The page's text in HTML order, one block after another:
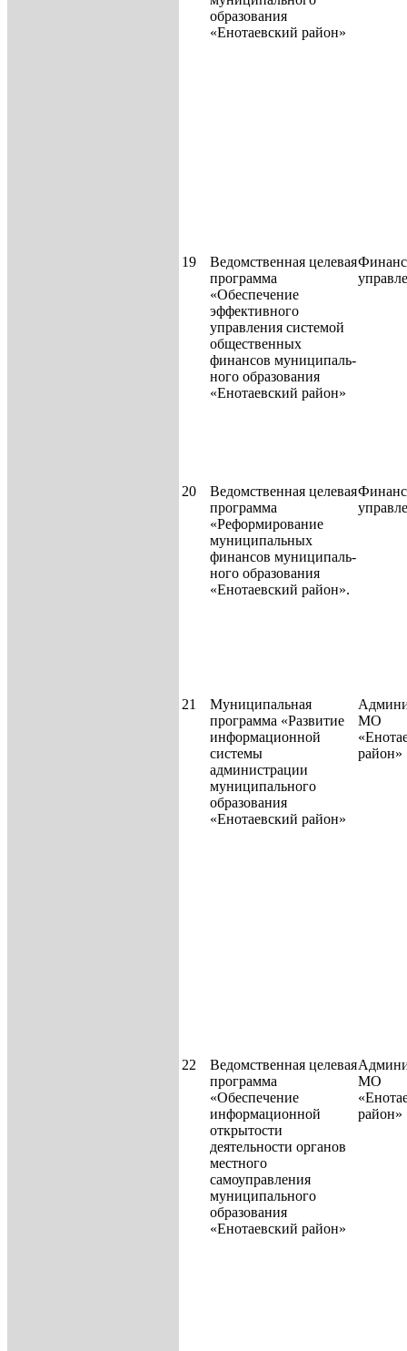
образования
«Енотаевский район»
19
Ведомственная целевая
программа
«Обеспечение
эффективного
управления системой
общественных
финансов муниципаль­
ного образования
«Енотаевский район»
20
Ведомственная целевая
программа
«Реформирование
муниципальных
финансов муниципаль­
ного образования
«Енотаевский район».
21
Муниципальная
программа «Развитие
информационной
системы
администрации
муниципального
образования
«Енотаевский район»
МО
район»
22
Ведомственная целевая
программа
«Обеспечение
информационной
открытости
деятельности органов
местного
самоуправления
муниципаль­ного
образования
«Енотаевский район»
МО
район»